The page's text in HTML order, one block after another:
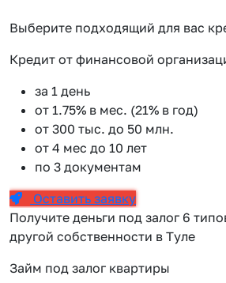
Выберите подходящий для вас
Кредит от финансовой
за 1 день
от 1.75% в мес. (21% в год)
от 300 тыс. до 50 млн.
от 4 мес до 10 лет
по 3 документам
Оставить заявку
Получите деньги под залог 6
другой собственности в Туле
Займ под залог квартиры